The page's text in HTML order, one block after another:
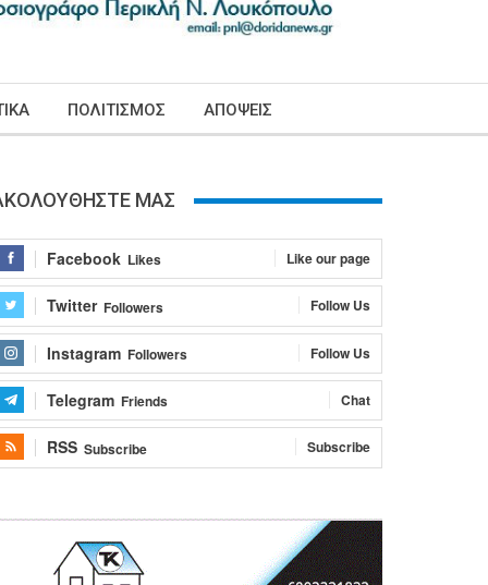
ΠΟΛΙΤΙΣΜΟΣ ΑΠΟΨΕΙΣ
ΜΑΣ
Facebook Likes Like our page
Twitter Followers Follow Us
Instagram Followers Follow Us
Telegram Friends Chat
RSS Subscribe Subscribe